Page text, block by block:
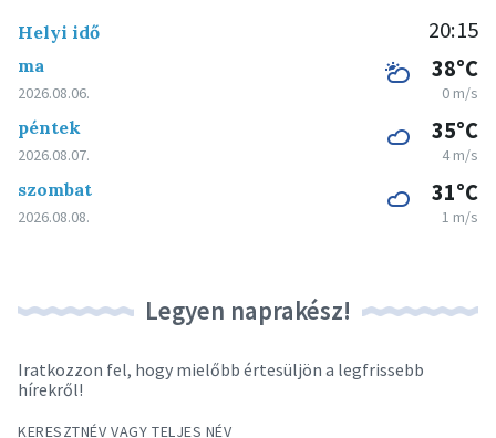
Helyi idő 20:15
ma
2026.08.06.
38°C
0 m/s
péntek
2026.08.07.
35°C
4 m/s
szombat
2026.08.08.
31°C
1 m/s
Legyen naprakész!
Iratkozzon fel, hogy mielőbb értesüljön a legfrissebb
hírekről!
KERESZTNÉV VAGY TELJES NÉV